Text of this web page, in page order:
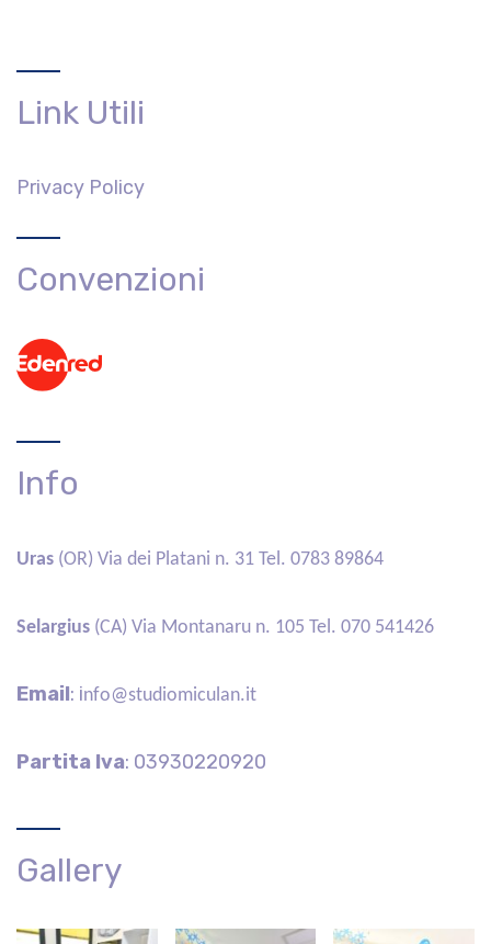
Link Utili
Privacy Policy
Convenzioni
Info
Uras (OR) Via dei Platani n. 31 Tel. 0783 89864
Selargius (CA) Via Montanaru n. 105 Tel. 070 541426
Email: info@studiomiculan.it
Partita Iva: 03930220920
Gallery